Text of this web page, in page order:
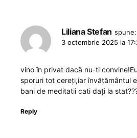
Liliana Stefan spune:
3 octombrie 2025 la
vino în privat dacă nu-ti
sporuri tot cereți,iar învățământul
bani de meditatii cati dați la
Reply